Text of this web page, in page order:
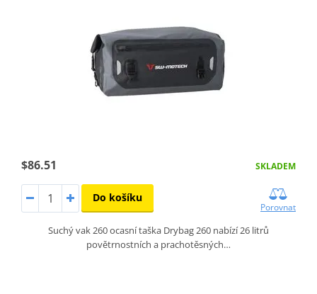
$86.51 SKLADEM
Do košíku
Porovnat
Suchý vak 260 ocasní taška Drybag 260 nabízí 26 litrů
povětrnostních a prachotěsných…